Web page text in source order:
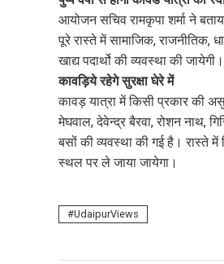
आयोजन सचिव रामकृपा शर्मा ने
पूरे रास्ते में सामाजिक,
खाद्य पदार्थो की व्यवस्था की
कावड़िये रहेगे सुरक्षा घेरे में
कावड़ यात्रा में किसी प्रकार की
मेघवाल, देवेन्द्र बैरवा, रोशन नाथ,
बसों की व्यवस्था की गई है। रास्ते में
स्थल पर ले जाया जायेगा।
UdaipurViews